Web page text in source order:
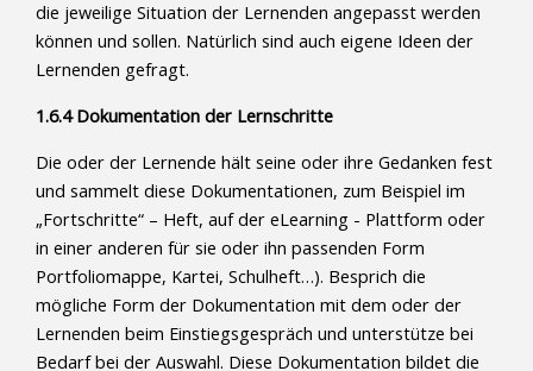
die jeweilige Situation der Lernenden angepasst werden
können und sollen. Natürlich sind auch eigene Ideen der
Lernenden gefragt.
1.6.4 Dokumentation der Lernschritte
Die oder der Lernende hält seine oder ihre Gedanken fest
und sammelt diese Dokumentationen, zum Beispiel im
„Fortschritte“ – Heft, auf der eLearning - Plattform oder
in einer anderen für sie oder ihn passenden Form
Portfoliomappe, Kartei, Schulheft…). Besprich die
mögliche Form der Dokumentation mit dem oder der
Lernenden beim Einstiegsgespräch und unterstütze bei
Bedarf bei der Auswahl. Diese Dokumentation bildet die